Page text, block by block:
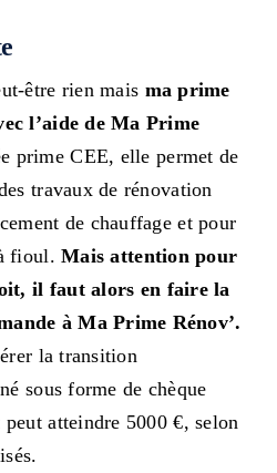
être rien mais ma prime
l’aide de Ma Prime
prime CEE, elle permet de
travaux de rénovation
de chauffage et pour
à fioul.Mais attention pour
il faut alors en faire la
à Ma Prime Rénov’.
la transition
sous forme de chèque
atteindre 5000 €, selon